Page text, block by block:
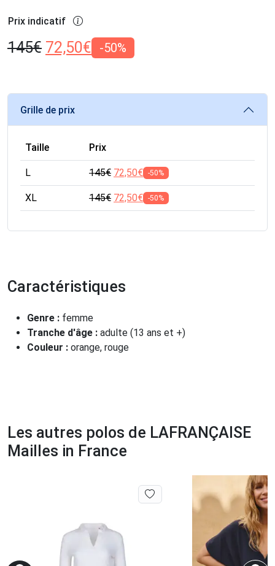
Prix indicatif
145€ 72,50€ -50%
Grille de prix
Taille Prix
L 145€ 72,50€ -50%
XL 145€ 72,50€ -50%
Caractéristiques
Genre : femme
Tranche d'âge : adulte (13 ans et +)
Couleur : orange, rouge
Les autres polos de LAFRANÇAISE
Mailles in France